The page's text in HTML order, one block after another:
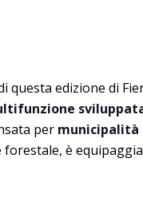
questa edizione di
per
è